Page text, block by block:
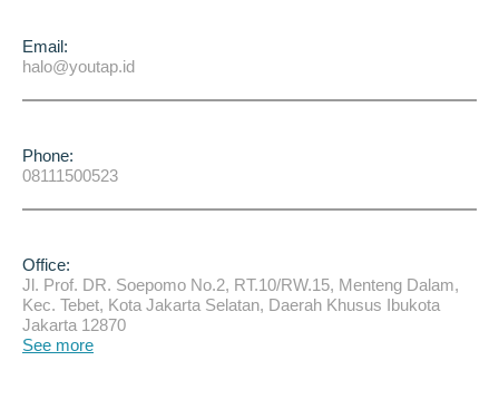
Email:
halo@youtap.id
Phone:
08111500523
Office:
Jl. Prof. DR. Soepomo No.2, RT.10/RW.15, Menteng Dalam,
Kec. Tebet, Kota Jakarta Selatan, Daerah Khusus Ibukota
Jakarta 12870
See more